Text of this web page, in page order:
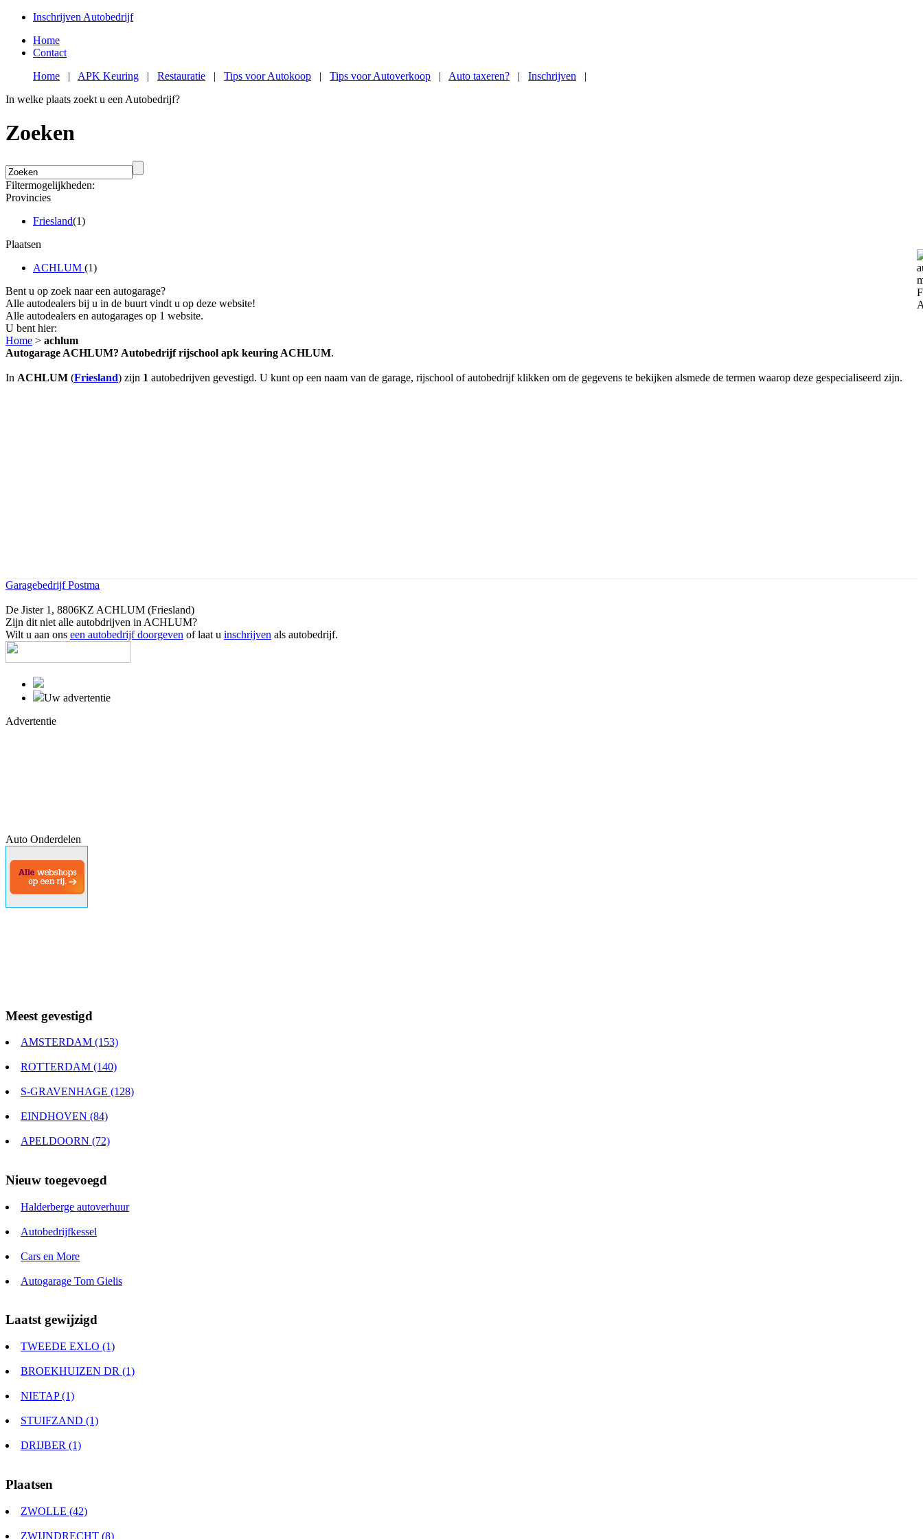
Inschrijven Autobedrijf
Home
Contact
Home | APK Keuring | Restauratie | Tips voor Autokoop | Tips voor Autoverkoop | Auto taxeren? | Inschrijven |
In welke plaats zoekt u een Autobedrijf?
Zoeken
Filtermogelijkheden:
Provincies
Friesland(1)
Plaatsen
ACHLUM (1)
Bent u op zoek naar een autogarage?
Alle autodealers bij u in de buurt vindt u op deze website!
Alle autodealers en autogarages op 1 website.
U bent hier:
Home > achlum
Autogarage ACHLUM? Autobedrijf rijschool apk keuring ACHLUM.
In ACHLUM (Friesland) zijn 1 autobedrijven gevestigd. U kunt op een naam van de garage, rijschool of autobedrijf klikken om de gegevens te bekijken alsmede de termen waarop deze gespecialiseerd zijn.
Garagebedrijf Postma
De Jister 1, 8806KZ ACHLUM (Friesland)
Zijn dit niet alle autobdrijven in ACHLUM?
Wilt u aan ons een autobedrijf doorgeven of laat u inschrijven als autobedrijf.
Uw advertentie
Advertentie
Auto Onderdelen
Meest gevestigd
AMSTERDAM (153)
ROTTERDAM (140)
S-GRAVENHAGE (128)
EINDHOVEN (84)
APELDOORN (72)
Nieuw toegevoegd
Halderberge autoverhuur
Autobedrijfkessel
Cars en More
Autogarage Tom Gielis
Laatst gewijzigd
TWEEDE EXLO (1)
BROEKHUIZEN DR (1)
NIETAP (1)
STUIFZAND (1)
DRIJBER (1)
Plaatsen
ZWOLLE (42)
ZWIJNDRECHT (8)